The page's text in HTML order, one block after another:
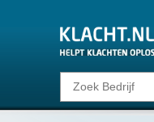
Klacht melden